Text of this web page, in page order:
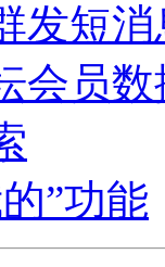
发短消
会员数
”功能